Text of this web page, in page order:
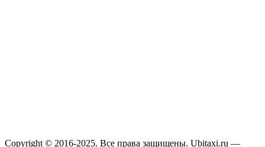
Copyright © 2016-2025. Все права защищены. Ubitaxi.ru —